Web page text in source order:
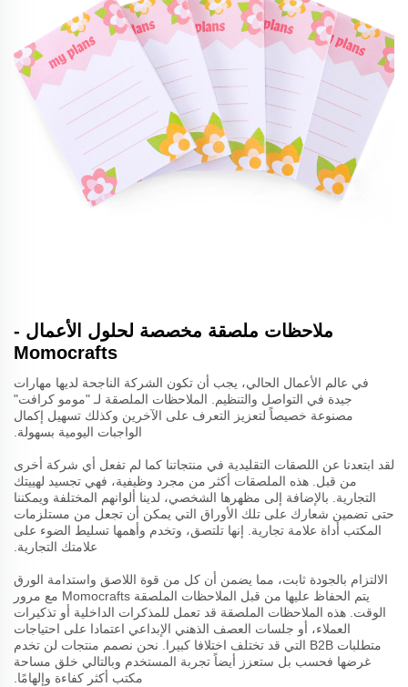
ملاحظات ملصقة مخصصة لحلول الأعمال -
Momocrafts
في عالم الأعمال الحالي، يجب أن تكون الشركة الناجحة لديها مهارات
جيدة في التواصل والتنظيم. الملاحظات الملصقة لـ "مومو كرافت"
مصنوعة خصيصاً لتعزيز التعرف على الآخرين وكذلك تسهيل إكمال
الواجبات اليومية بسهولة.
لقد ابتعدنا عن اللصقات التقليدية في منتجاتنا كما لم تفعل أي شركة أخرى
من قبل. هذه الملصقات أكثر من مجرد وظيفية، فهي تجسيد لهييتك
التجارية. بالإضافة إلى مظهرها الشخصي، لدينا ألوانهم المختلفة ويمكننا
حتى تضمين شعارك على تلك الأوراق التي يمكن أن تجعل من مستلزمات
المكتب أداة علامة تجارية. إنها تلتصق، وتخدم وأهمها تسليط الضوء على
علامتك التجارية.
الالتزام بالجودة ثابت، مما يضمن أن كل من قوة اللاصق واستدامة الورق
يتم الحفاظ عليها من قبل الملاحظات الملصقة Momocrafts مع مرور
الوقت. هذه الملاحظات الملصقة قد تعمل للمذكرات الداخلية أو تذكيرات
العملاء، أو جلسات العصف الذهني الإبداعي اعتمادا على احتياجات
متطلبات B2B التي قد تختلف اختلافا كبيرا. نحن نصمم منتجات لن تخدم
غرضها فحسب بل ستعزز أيضاً تجربة المستخدم وبالتالي خلق مساحة
مكتب أكثر كفاءة وإلهامًا.